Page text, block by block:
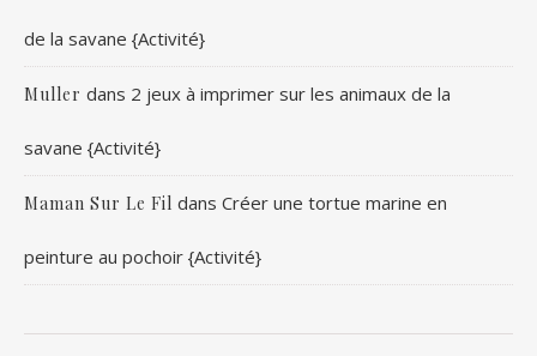
de la savane {Activité}
Muller dans 2 jeux à imprimer sur les animaux de la
savane {Activité}
Maman Sur Le Fil dans Créer une tortue marine en
peinture au pochoir {Activité}